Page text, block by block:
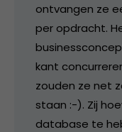
ontvangen ze
per opdracht.
kant
zouden ze net
staan :-). Zij
database te